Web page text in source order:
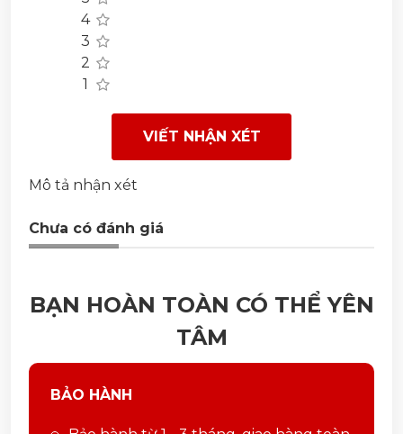
4
3
2
1
VIẾT NHẬN XÉT
Mô tả nhận xét
Chưa có đánh giá
BẠN HOÀN TOÀN CÓ THỂ YÊN
TÂM
BẢO HÀNH